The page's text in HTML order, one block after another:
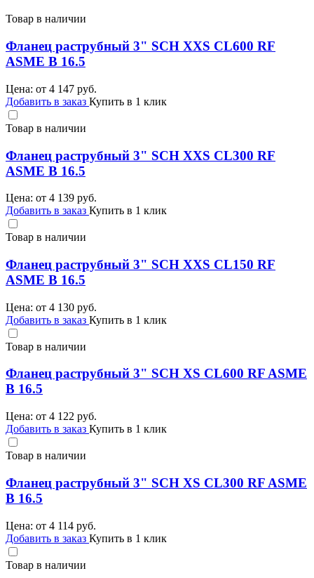
Товар в наличии
Фланец раструбный 3" SCH XXS CL600 RF
ASME B 16.5
Цена: от 4 147 руб.
Добавить в заказ Купить в 1 клик
Товар в наличии
Фланец раструбный 3" SCH XXS CL300 RF
ASME B 16.5
Цена: от 4 139 руб.
Добавить в заказ Купить в 1 клик
Товар в наличии
Фланец раструбный 3" SCH XXS CL150 RF
ASME B 16.5
Цена: от 4 130 руб.
Добавить в заказ Купить в 1 клик
Товар в наличии
Фланец раструбный 3" SCH XS CL600 RF ASME
B 16.5
Цена: от 4 122 руб.
Добавить в заказ Купить в 1 клик
Товар в наличии
Фланец раструбный 3" SCH XS CL300 RF ASME
B 16.5
Цена: от 4 114 руб.
Добавить в заказ Купить в 1 клик
Товар в наличии